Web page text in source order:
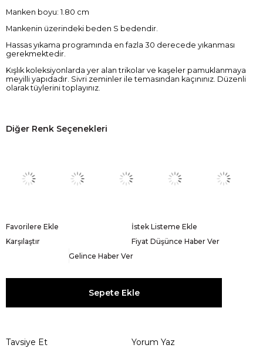
Manken boyu: 1.80 cm
Mankenin üzerindeki beden S bedendir.
Hassas yıkama programında en fazla 30 derecede yıkanması
gerekmektedir.
Kışlık koleksiyonlarda yer alan trikolar ve kaşeler pamuklanmaya
meyilli yapıdadır. Sivri zeminler ile temasından kaçınınız. Düzenli
olarak tüylerini toplayınız.
Diğer Renk Seçenekleri
Favorilere Ekle
İstek Listeme Ekle
Karşılaştır
Fiyat Düşünce Haber Ver
Gelince Haber Ver
Tavsiye Et Yorum Yaz